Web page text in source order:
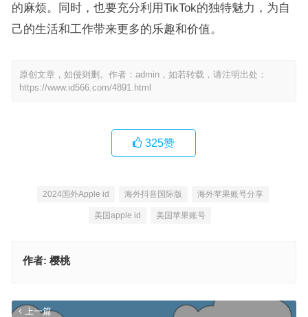
的麻烦。同时，也要充分利用TikTok的独特魅力，为自
己的生活和工作带来更多的乐趣和价值。
原创文章，如侵则删。作者：admin，如若转载，请注明出处：
https://www.id566.com/4891.html
325赞
2024国外Apple id 海外抖音国际版 海外苹果账号分享
美国apple id 美国苹果账号
作者: 樱桃
上一篇